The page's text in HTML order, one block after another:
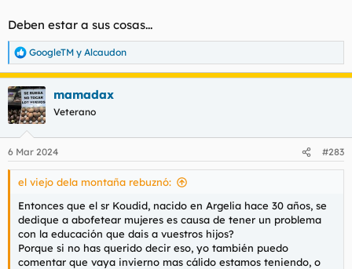
Deben estar a sus cosas...
R
e
a
c
c
i
e
s
GoogleTM y Alcaudon
mamadax
Veterano
6 Mar 2024 #283
el viejo dela montaña rebuznó:
Entonces que el sr Koudid, nacido en Argelia hace 30 años, se
dedique a abofetear mujeres es causa de tener un problema
con la educación que dais a vuestros hijos?
Porque si no has querido decir eso, yo también puedo
comentar que vaya invierno mas cálido estamos teniendo, o